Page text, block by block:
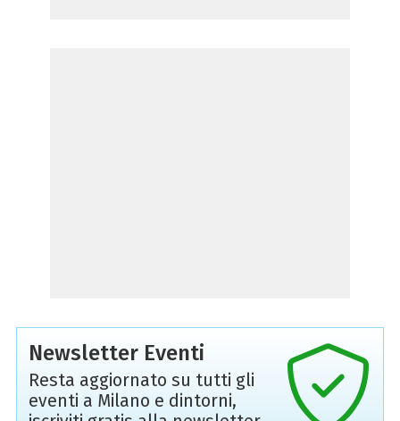
Newsletter Eventi
Resta aggiornato su tutti gli
eventi a Milano e dintorni,